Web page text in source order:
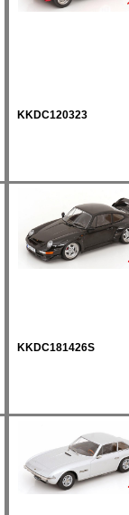
KKDC120323
KKDC181426S